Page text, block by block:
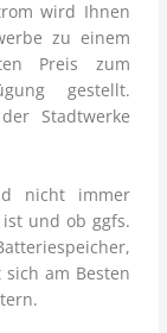
wird Ihnen
zu einem
Preis zum
gestellt.
Stadtwerke
nicht immer
und ob ggfs.
am Besten